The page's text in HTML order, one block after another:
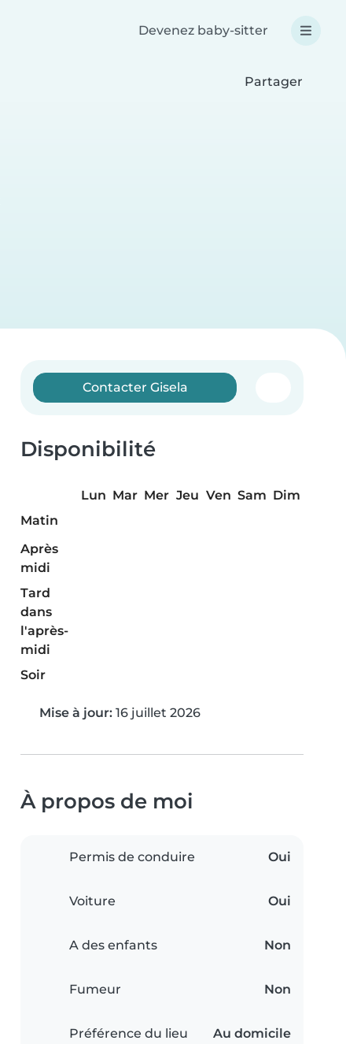
Devenez baby-sitter
Partager
Contacter Gisela
Disponibilité
Lun Mar Mer Jeu Ven Sam Dim
Matin
Après
midi
Tard
dans
l'après-
midi
Soir
Mise à jour: 16 juillet 2026
À propos de moi
Permis de conduire Oui
Voiture Oui
A des enfants Non
Fumeur Non
Préférence du lieu
Au domicile